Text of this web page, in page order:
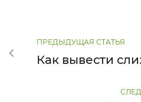
ПРЕДЫДУЩАЯ СТАТЬЯ
Как вывести